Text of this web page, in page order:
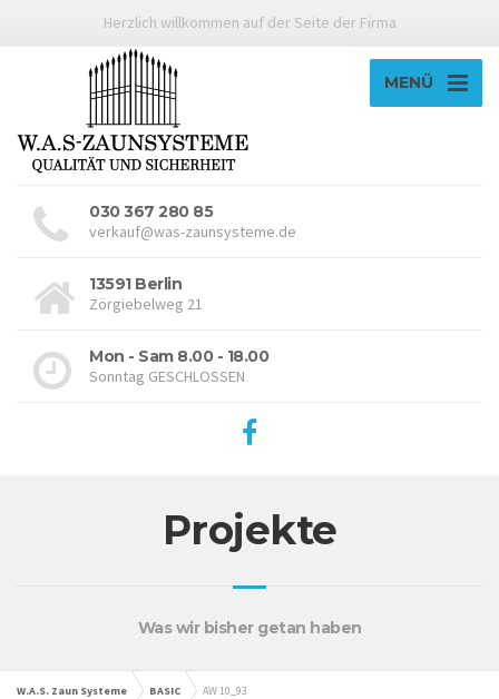
Herzlich willkommen auf der Seite der Firma
MENÜ
030 367 280 85
verkauf@was-zaunsysteme.de
13591 Berlin
Zörgiebelweg 21
Mon - Sam 8.00 - 18.00
Sonntag GESCHLOSSEN
Projekte
Was wir bisher getan haben
W.A.S. Zaun Systeme BASIC AW 10_93